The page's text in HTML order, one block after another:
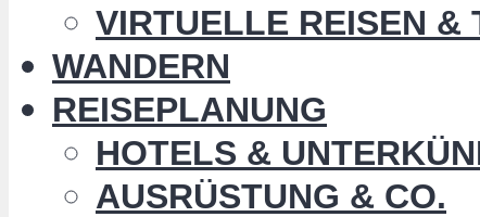
VIRTUELLE REISEN &
WANDERN
REISEPLANUNG
HOTELS &
AUSRÜSTUNG & CO.